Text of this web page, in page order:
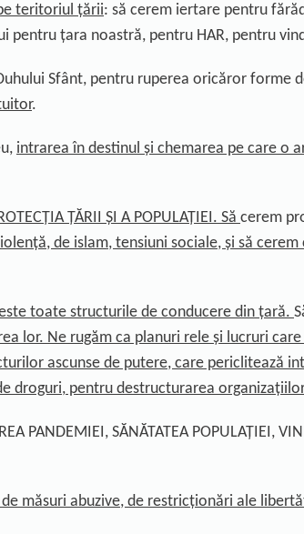
teritoriul țării: să cerem iertare pentru
pentru țara noastră, pentru HAR, pentru
Sfânt, pentru ruperea oricăror forme
.
intrarea în destinul și chemarea pe care o
ȚĂRII ȘI A POPULAȚIEI. Să cerem
de islam, tensiuni sociale, și să
toate structurile de conducere din țară.
lor. Ne rugăm ca planuri rele și lucruri
ascunse de putere, care periclitează
droguri, pentru destructurarea
PANDEMIEI, SĂNĂTATEA POPULAȚIEI,
de măsuri abuzive, de restricționări ale